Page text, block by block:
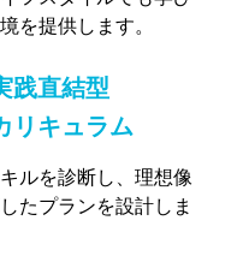
を提供します。
践直結型
リキュラム
ルを診断し、理想像
たプランを設計しま